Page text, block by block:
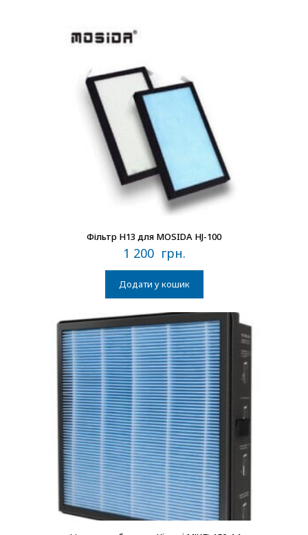
В наличии
Фільтр H13 для MOSIDA HJ-100
1 200 грн.
Додати у кошик
В наличии